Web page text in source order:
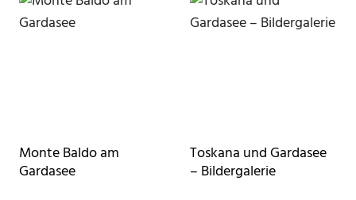
Monte Baldo am
Gardasee
Toskana und Gardasee
– Bildergalerie